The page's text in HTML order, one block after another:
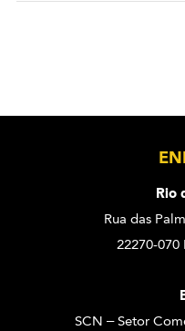
Rio
Rua das
22270-070
SCN – Setor